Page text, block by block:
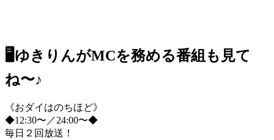
🖥ゆきりんがMCを務める番組も見て
ね〜♪
《おダイはのちほど》
◆12:30〜／24:00〜◆
毎日２回放送！